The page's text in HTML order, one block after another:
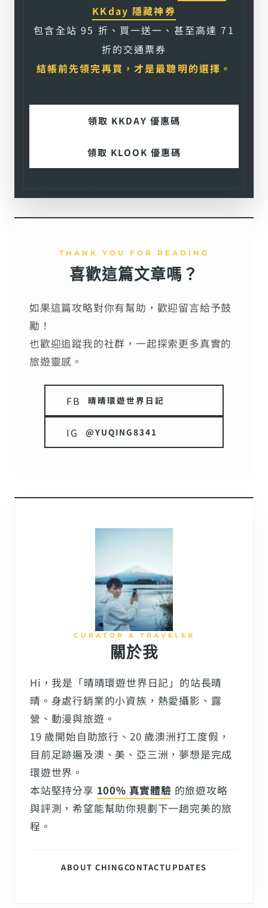
KKday 隱藏神券
包含全站 95 折、買一送一、甚至高達 71
折的交通票券
結帳前先領完再買，才是最聰明的選擇。
領取 KKDAY 優惠碼
領取 KLOOK 優惠碼
THANK YOU FOR READING
喜歡這篇文章嗎？
如果這篇攻略對你有幫助，歡迎留言給予鼓
勵！
也歡迎追蹤我的社群，一起探索更多真實的
旅遊靈感。
FB 晴晴環遊世界日記
IG @YUQING8341
CURATOR & TRAVELER
關於我
Hi，我是「晴晴環遊世界日記」的站長晴
晴。身處行銷業的小資族，熱愛攝影、露
營、動漫與旅遊。
19 歲開始自助旅行、20 歲澳洲打工度假，
目前足跡遍及澳、美、亞三洲，夢想是完成
環遊世界。
本站堅持分享 100% 真實體驗 的旅遊攻略
與評測，希望能幫助你規劃下一趟完美的旅
程。
ABOUT CHINGCONTACTUPDATES